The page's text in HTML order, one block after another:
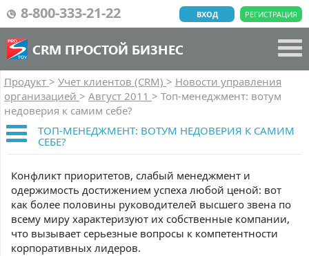
8-800-333-21-22 РЕГИСТРАЦИЯ
ВХОД
CRM ПРОСТОЙ БИЗНЕС
Продукт > Учет клиентов (CRM) > Новости управления
организацией > Август 2011 > Топ-менеджмент: вотум
недоверия к самим себе?
ТОП-МЕНЕДЖМЕНТ: ВОТУМ НЕДОВЕРИЯ К САМИМ
СЕБЕ?
Конфликт приоритетов, слабый менеджмент и
одержимость достижением успеха любой ценой: вот
как более половины руководителей высшего звена по
всему миру характеризуют их собственные компании,
что вызывает серьезные вопросы к компетентности
корпоративных лидеров.